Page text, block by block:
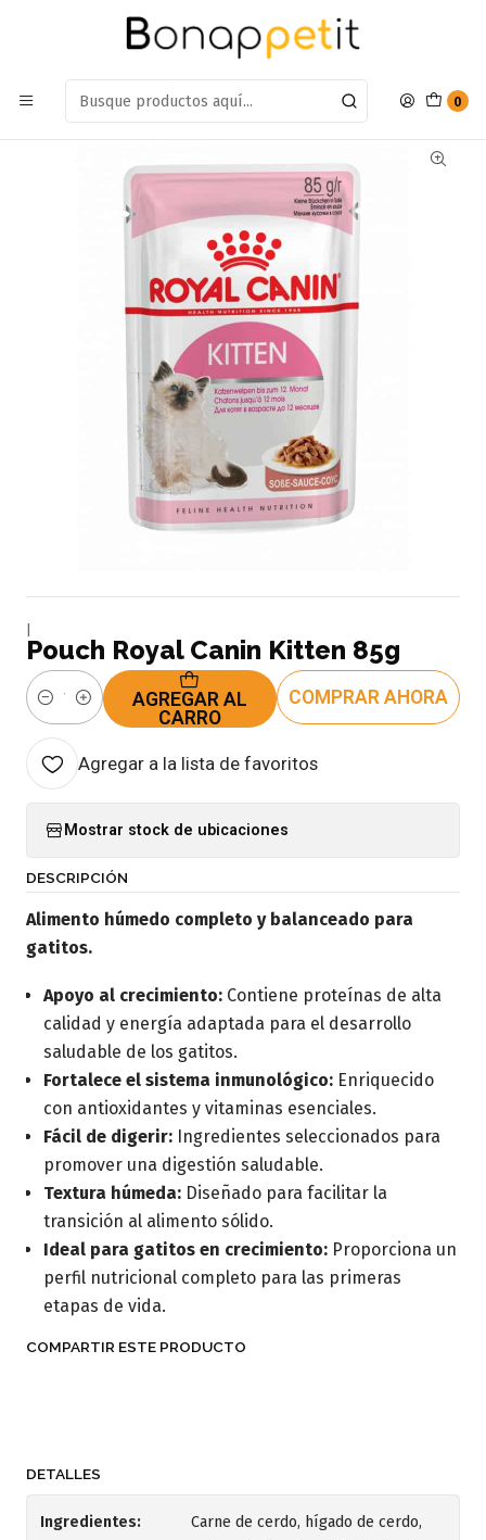
0
Estamos en: Antumalal 612, Quilicura Míranos en Maps
Pouch Royal Canin Kitten 85g
Cantidad
AGREGAR AL
CARRO
COMPRAR AHORA
Agregar a la lista de favoritos
Mostrar stock de ubicaciones
DESCRIPCIÓN
Alimento húmedo completo y balanceado para
gatitos.
Apoyo al crecimiento: Contiene proteínas de alta
calidad y energía adaptada para el desarrollo
saludable de los gatitos.
Fortalece el sistema inmunológico: Enriquecido
con antioxidantes y vitaminas esenciales.
Fácil de digerir: Ingredientes seleccionados para
promover una digestión saludable.
Textura húmeda: Diseñado para facilitar la
transición al alimento sólido.
Ideal para gatitos en crecimiento: Proporciona un
perfil nutricional completo para las primeras
etapas de vida.
COMPARTIR ESTE PRODUCTO
DETALLES
Ingredientes:
Carne de cerdo, hígado de cerdo,